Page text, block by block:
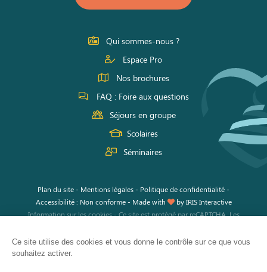
Ce site utilise des cookies et vous donne le contrôle sur ce que vous
souhaitez activer.
Dimanche
sur
Facebook
sur
Instagram
sur
Youtube
Qui sommes-nous ?
Espace Pro
Nos brochures
FAQ : Foire aux questions
Séjours en groupe
Scolaires
Séminaires
Plan du site- Mentions légales- Politique de confidentialité-
Accessibilité : Non conforme - Made with byIRIS Interactive
Information sur les cookies-Ce site est protégé par reCAPTCHA. Les
s'appliquent.